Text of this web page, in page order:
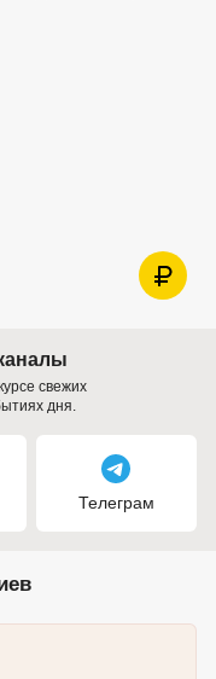
свежих
дня.
Телеграм